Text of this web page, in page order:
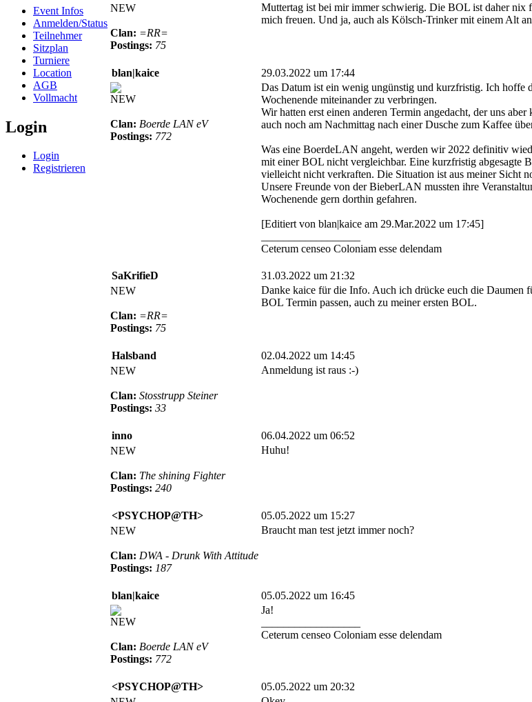
Event Infos
Anmelden/Status
Teilnehmer
Sitzplan
Turniere
Location
AGB
Vollmacht
Login
Login
Registrieren
NEW
Clan: =RR=
Postings: 75
Muttertag ist bei mir immer schwierig. Die BOL ist daher nix
mich freuen. Und ja, auch als Kölsch-Trinker mit einem Alt
blan|kaice 29.03.2022 um 17:44
NEW
Clan: Boerde LAN eV
Postings: 772
Das Datum ist ein wenig ungünstig und kurzfristig. Ich hoffe
Wochenende miteinander zu verbringen.
Wir hatten erst einen anderen Termin angedacht, der uns
auch noch am Nachmittag nach einer Dusche zum Kaffee
Was eine BoerdeLAN angeht, werden wir 2022 definitiv
mit einer BOL nicht vergleichbar. Eine kurzfristig abgesagte
vielleicht nicht verkraften. Die Situation ist aus meiner Sicht
Unsere Freunde von der BieberLAN mussten ihre
Wochenende gern dorthin gefahren.
[Editiert von blan|kaice am 29.Mar.2022 um 17:45]
Ceterum censeo Coloniam esse delendam
SaKrifieD
31.03.2022 um 21:32
NEW
Clan: =RR=
Postings: 75
Danke kaice für die Info. Auch ich drücke euch die
BOL Termin passen, auch zu meiner ersten BOL.
Halsband
02.04.2022 um 14:45
NEW
Clan: Stosstrupp Steiner
Postings: 33
Anmeldung ist raus :-)
inno
06.04.2022 um 06:52
NEW
Clan: The shining Fighter
Postings: 240
Huhu!
<PSYCHOP@TH>
05.05.2022 um 15:27
NEW
Clan: DWA - Drunk With Attitude
Postings: 187
Braucht man test jetzt immer noch?
blan|kaice 05.05.2022 um 16:45
NEW
Clan: Boerde LAN eV
Postings: 772
Ja!
Ceterum censeo Coloniam esse delendam
<PSYCHOP@TH>
05.05.2022 um 20:32